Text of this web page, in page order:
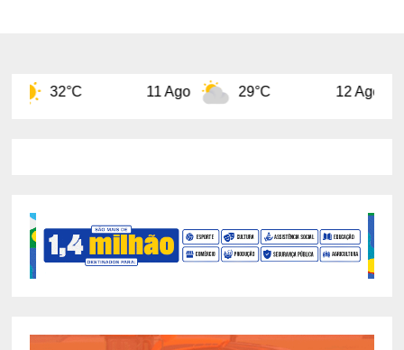
11 Ago 29°C 12 Ago 32°C